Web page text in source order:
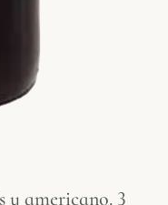
y americano. 3